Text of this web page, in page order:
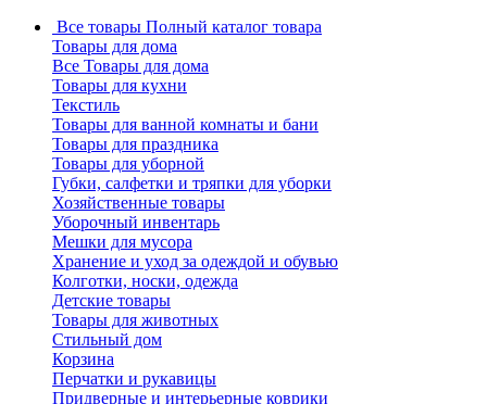
Все товары Полный каталог товара
Товары для дома
Все Товары для дома
Товары для кухни
Текстиль
Товары для ванной комнаты и бани
Товары для праздника
Товары для уборной
Губки, салфетки и тряпки для уборки
Хозяйственные товары
Уборочный инвентарь
Мешки для мусора
Хранение и уход за одеждой и обувью
Колготки, носки, одежда
Детские товары
Товары для животных
Стильный дом
Корзина
Перчатки и рукавицы
Придверные и интерьерные коврики